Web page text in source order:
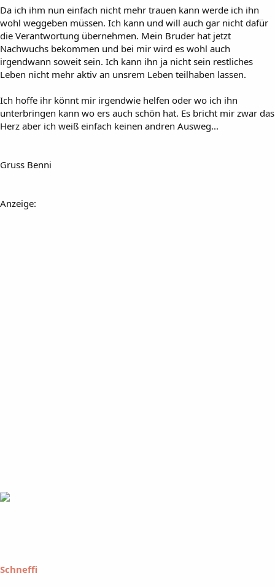
Da ich ihm nun einfach nicht mehr trauen kann werde ich ihn
wohl weggeben müssen. Ich kann und will auch gar nicht dafür
die Verantwortung übernehmen. Mein Bruder hat jetzt
Nachwuchs bekommen und bei mir wird es wohl auch
irgendwann soweit sein. Ich kann ihn ja nicht sein restliches
Leben nicht mehr aktiv an unsrem Leben teilhaben lassen.
Ich hoffe ihr könnt mir irgendwie helfen oder wo ich ihn
unterbringen kann wo ers auch schön hat. Es bricht mir zwar das
Herz aber ich weiß einfach keinen andren Ausweg...
Gruss Benni
Anzeige:
Schneffi